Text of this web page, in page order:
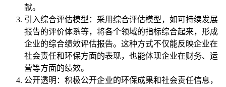
献。
引入综合评估模型：采用综合评估模型，如可持续发展
报告的评价体系等，将各个领域的指标综合起来，形成
企业的综合绩效评估报告。这种方式不仅能反映企业在
社会责任和环保方面的表现，也能体现企业在财务、运
营等方面的绩效。
公开透明：积极公开企业的环保成果和社会责任信息，